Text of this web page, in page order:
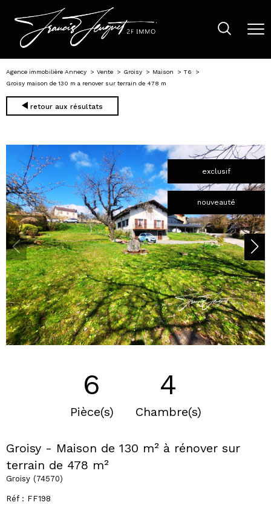
Agence immobilière Annecy Vente Groisy Maison
T6
Groisy maison de 130 m a renover sur terrain de 478 m
retour aux résultats
exclusif
nouveauté
6
Pièce(s)
4
Chambre(s)
Groisy - Maison de 130 m² à rénover sur
terrain de 478 m²
Groisy (74570)
Réf : FF198